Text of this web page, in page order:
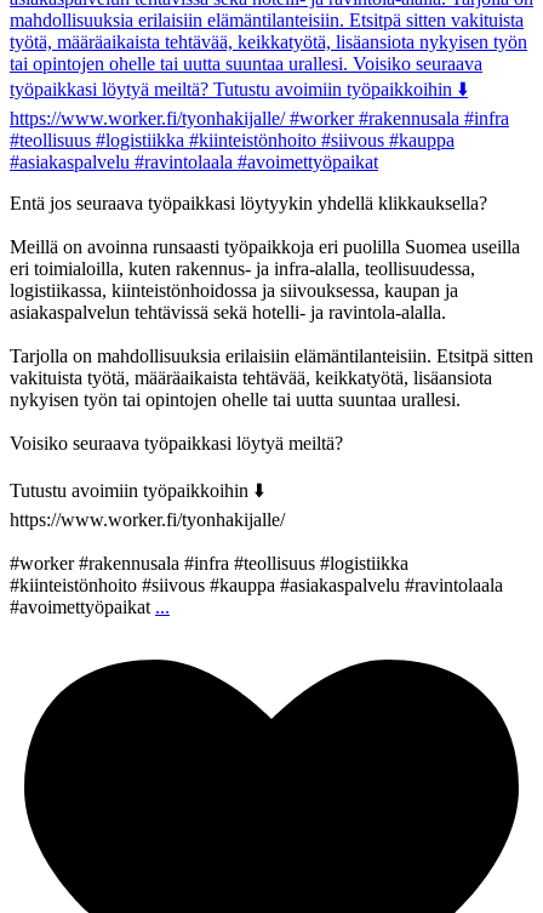
Entä jos seuraava työpaikkasi löytyykin yhdellä klikkauksella?
Meillä on avoinna runsaasti työpaikkoja eri puolilla Suomea useilla
eri toimialoilla, kuten rakennus- ja infra-alalla, teollisuudessa,
logistiikassa, kiinteistönhoidossa ja siivouksessa, kaupan ja
asiakaspalvelun tehtävissä sekä hotelli- ja ravintola-alalla.
Tarjolla on mahdollisuuksia erilaisiin elämäntilanteisiin. Etsitpä sitten
vakituista työtä, määräaikaista tehtävää, keikkatyötä, lisäansiota
nykyisen työn tai opintojen ohelle tai uutta suuntaa urallesi.
Voisiko seuraava työpaikkasi löytyä meiltä?
Tutustu avoimiin työpaikkoihin ⬇️
https://www.worker.fi/tyonhakijalle/
#worker #rakennusala #infra #teollisuus #logistiikka
#kiinteistönhoito #siivous #kauppa #asiakaspalvelu #ravintolaala
#avoimettyöpaikat ...